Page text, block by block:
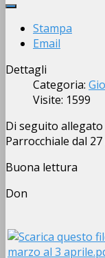
Stampa
Email
Dettagli
Categoria:
Visite: 1599
Di seguito
Parrocchiale dal
Buona lettura
Don